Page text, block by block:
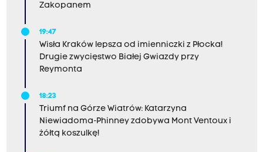
Zakopanem
19:47
Wisła Kraków lepsza od imienniczki z Płocka!
Drugie zwycięstwo Białej Gwiazdy przy
Reymonta
18:23
Triumf na Górze Wiatrów: Katarzyna
Niewiadoma-Phinney zdobywa Mont Ventoux i
żółtą koszulkę!